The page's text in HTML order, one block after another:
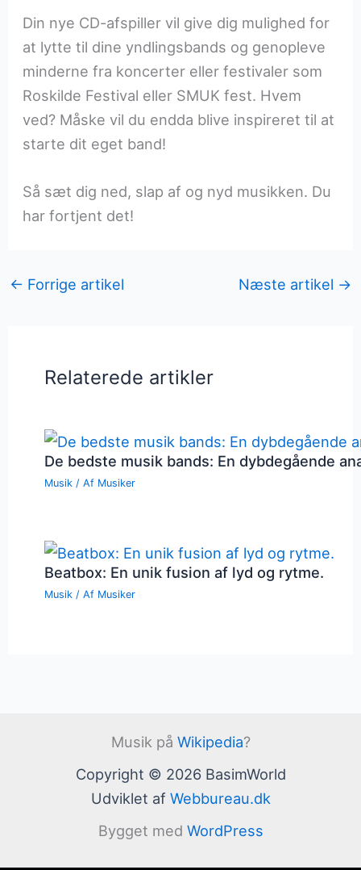
Din nye CD-afspiller vil give dig mulighed for
at lytte til dine yndlingsbands og genopleve
minderne fra koncerter eller festivaler som
Roskilde Festival eller SMUK fest. Hvem
ved? Måske vil du endda blive inspireret til at
starte dit eget band!
Så sæt dig ned, slap af og nyd musikken. Du
har fortjent det!
← Forrige artikel Næste artikel →
Relaterede artikler
De bedste musik bands: En dybdegående
Musik / Af Musiker
Beatbox: En unik fusion af lyd og rytme.
Musik / Af Musiker
Musik på Wikipedia?
Copyright © 2026 BasimWorld
Udviklet af Webbureau.dk
Bygget med WordPress